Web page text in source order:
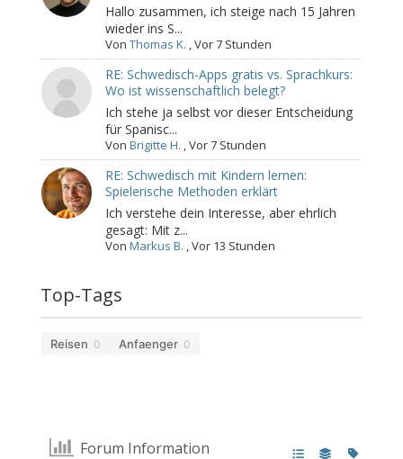
Hallo zusammen, ich steige nach 15 Jahren
wieder ins S...
VonThomas K. ,Vor 7 Stunden
RE: Schwedisch-Apps gratis vs. Sprachkurs:
Wo ist wissenschaftlich belegt?
Ich stehe ja selbst vor dieser Entscheidung
für Spanisc...
VonBrigitte H. ,Vor 7 Stunden
RE: Schwedisch mit Kindern lernen:
Spielerische Methoden erklärt
Ich verstehe dein Interesse, aber ehrlich
gesagt: Mit z...
VonMarkus B. ,Vor 13 Stunden
Top-Tags
Reisen 0 Anfaenger 0
Forum Information